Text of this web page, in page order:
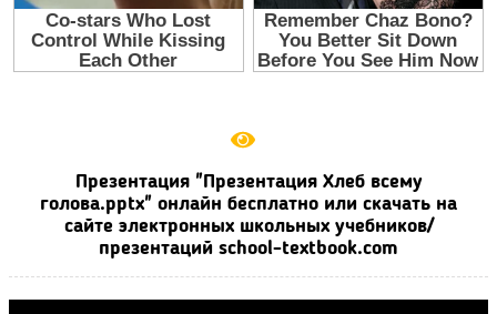
Презентация "Презентация Хлеб всему
голова.pptx" онлайн бесплатно или скачать на
сайте электронных школьных учебников/
презентаций school-textbook.com